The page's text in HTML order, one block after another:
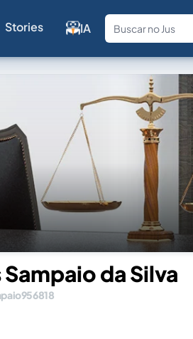
Stories IA
Sampaio da Silva